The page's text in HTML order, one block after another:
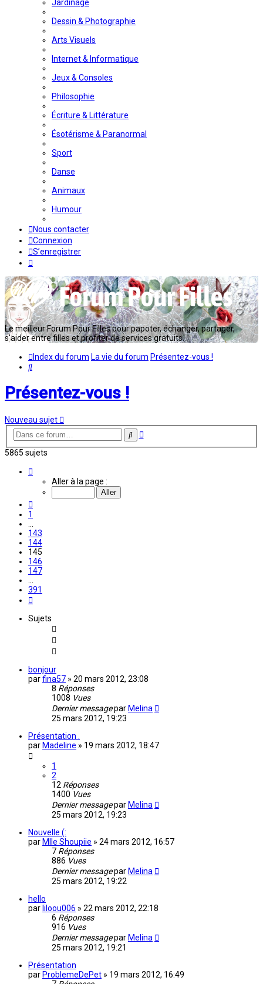
Jardinage
Dessin & Photographie
Arts Visuels
Internet & Informatique
Jeux & Consoles
Philosophie
Écriture & Littérature
Ésotérisme & Paranormal
Sport
Danse
Animaux
Humour
Nous contacter
Connexion
S’enregistrer
Le meilleur Forum Pour Filles pour papoter, échanger, partager,
s'aider entre filles et profiter de services gratuits...
Index du forum La vie du forum Présentez-vous !
Rechercher
Présentez-vous !
Nouveau sujet
Rechercher
Recherche
5865 sujets
145
Aller à la page :
1
143
144
145
146
147
391
Sujets
bonjour
parfina57 » 20 mars 2012, 23:08
8 Réponses
1008 Vues
Dernier messagepar Melina
25 mars 2012, 19:23
Présentation .
par Madeline » 19 mars 2012, 18:47
1
2
12 Réponses
1400 Vues
Dernier messagepar Melina
25 mars 2012, 19:23
Nouvelle (:
par Mlle Shoupiie » 24 mars 2012, 16:57
7 Réponses
886 Vues
Dernier messagepar Melina
25 mars 2012, 19:22
hello
par liloou006 » 22 mars 2012, 22:18
6 Réponses
916 Vues
Dernier messagepar Melina
25 mars 2012, 19:21
Présentation
par ProblemeDePet » 19 mars 2012, 16:49